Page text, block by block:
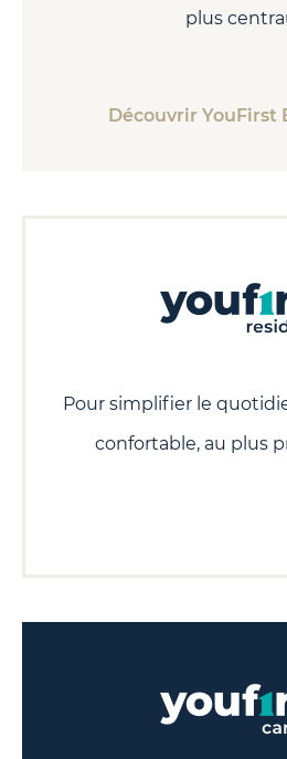
plus
Découvrir YouFirst
Pour simplifier le
confortable, au plus